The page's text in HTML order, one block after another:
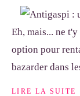
Eh, mais... ne
option pour
bazarder dans
LIRE LA SUITE